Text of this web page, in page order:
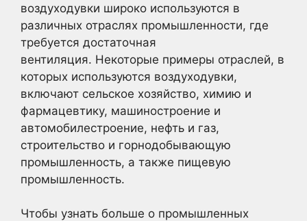
воздуходувки широко используются в
различных отраслях промышленности, где
требуется достаточная
вентиляция. Некоторые примеры отраслей, в
которых используются воздуходувки,
включают сельское хозяйство, химию и
фармацевтику, машиностроение и
автомобилестроение, нефть и газ,
строительство и горнодобывающую
промышленность, а также пищевую
промышленность.
Чтобы узнать больше о промышленных